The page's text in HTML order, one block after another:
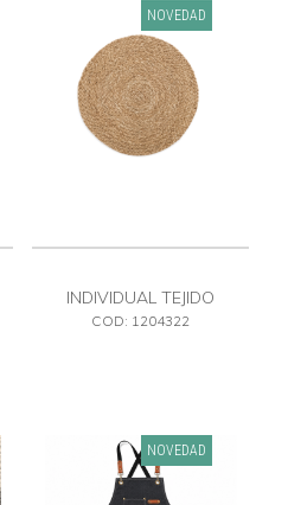
NOVEDAD
INDIVIDUAL TEJIDO
COD: 1204322
NOVEDAD